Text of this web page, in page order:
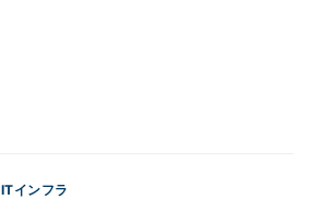
ITインフラ